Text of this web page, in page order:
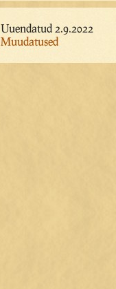
Uuendatud 2.9.2022
Muudatused